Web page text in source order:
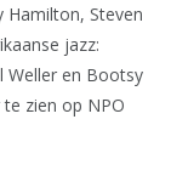
Hamilton, Steven
jazz:
Weller en Bootsy
zien op NPO